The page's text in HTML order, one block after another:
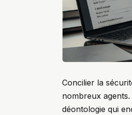
Concilier la
nombreux
déontologie qui